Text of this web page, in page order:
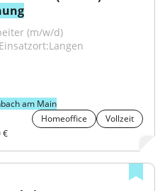
(m/w/d)
am Main
Homeoffice
Vollzeit
€